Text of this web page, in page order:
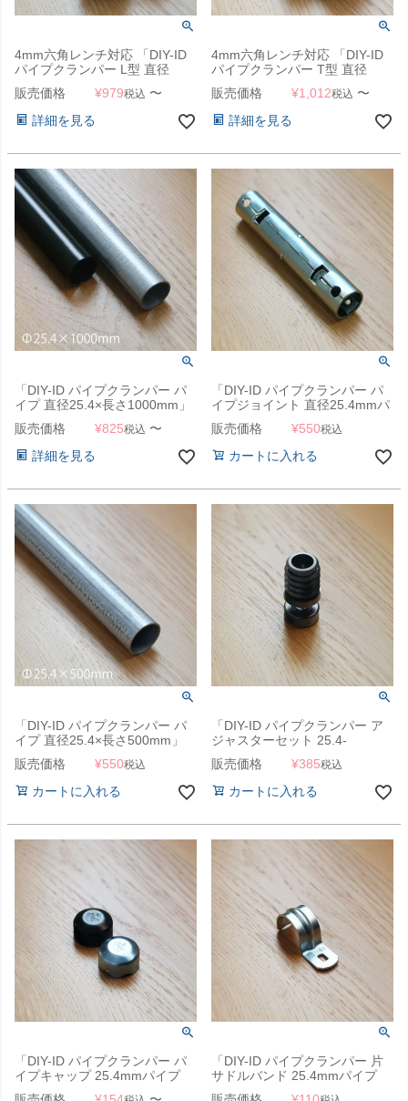
4mm六角レンチ対応 「DIY-ID
パイプクランパー L型 直径
25.4mmパイプ用」
販売価格 ¥979税込 〜
詳細を見る
4mm六角レンチ対応 「DIY-ID
パイプクランパー T型 直径
25.4mmパイプ用」
販売価格 ¥1,012税込 〜
詳細を見る
「DIY-ID パイプクランパー パ
イプ 直径25.4×長さ1000mm」
販売価格
¥825税込 〜
詳細を見る
「DIY-ID パイプクランパー パ
イプジョイント 直径25.4mmパ
イプ用」
販売価格 ¥550税込
カートに入れる
「DIY-ID パイプクランパー パ
イプ 直径25.4×長さ500mm」
販売価格
¥550税込
カートに入れる
「DIY-ID パイプクランパー ア
ジャスターセット 25.4-
W5/16」
販売価格 ¥385税込
カートに入れる
「DIY-ID パイプクランパー パ
イプキャップ 25.4mmパイプ
用」
「DIY-ID パイプクランパー 片
サドルバンド 25.4mmパイプ
用」